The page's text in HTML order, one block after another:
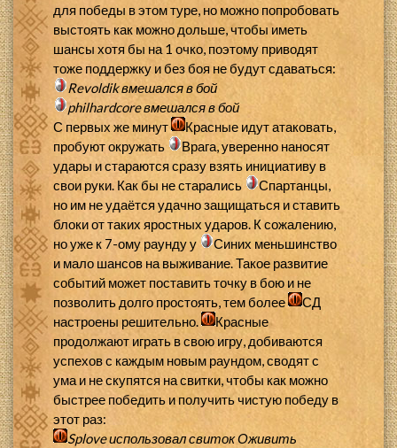
для победы в этом туре, но можно попробовать
выстоять как можно дольше, чтобы иметь
шансы хотя бы на 1 очко, поэтому приводят
тоже поддержку и без боя не будут сдаваться:
Revoldikвмешался в бой
philhardcoreвмешался в бой
С первых же минут
Красные идут атаковать,
пробуют окружать
Врага, уверенно наносят
удары и стараются сразу взять инициативу в
свои руки. Как бы не старались
Спартанцы,
но им не удаётся удачно защищаться и ставить
блоки от таких яростных ударов. К сожалению,
но уже к 7-ому раунду у
Синих меньшинство
и мало шансов на выживание. Такое развитие
событий может поставить точку в бою и не
позволить долго простоять, тем более
СД
настроены решительно.
Красные
продолжают играть в свою игру, добиваются
успехов с каждым новым раундом, сводят с
ума и не скупятся на свитки, чтобы как можно
быстрее победить и получить чистую победу в
этот раз:
Sploveиспользовал свитокОживить